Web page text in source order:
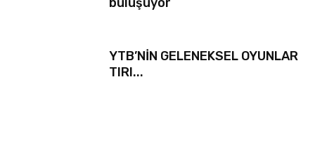
YTB’NİN GELENEKSEL OYUNLAR
TIRI...